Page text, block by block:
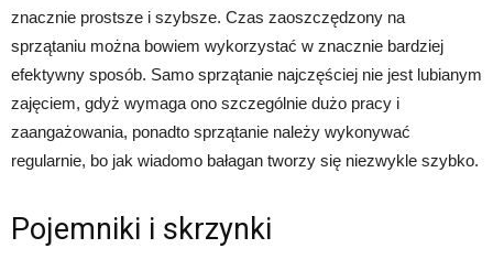
znacznie prostsze i szybsze. Czas zaoszczędzony na
sprzątaniu można bowiem wykorzystać w znacznie bardziej
efektywny sposób. Samo sprzątanie najczęściej nie jest lubianym
zajęciem, gdyż wymaga ono szczególnie dużo pracy i
zaangażowania, ponadto sprzątanie należy wykonywać
regularnie, bo jak wiadomo bałagan tworzy się niezwykle szybko.
Pojemniki i skrzynki